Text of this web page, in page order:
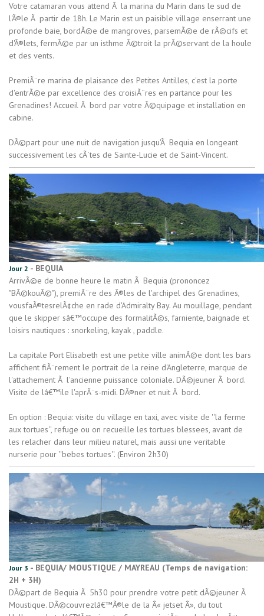
Votre catamaran vous attend Ã la marina du Marin dans le sud de
l'Ã®le Ã partir de 18h. Le Marin est un paisible village enserrant une
profonde baie, bordÃ©e de mangroves, parsemÃ©e de rÃ©cifs et
d'Ã®lets, fermÃ©e par un isthme Ã©troit la prÃ©servant de la houle
et des vents.
PremiÃ¨re marina de plaisance des Petites Antilles, c'est la porte
d'entrÃ©e par excellence des croisiÃ¨res en partance pour les
Grenadines! Accueil Ã bord par votre Ã©quipage et installation en
cabine.
DÃ©part pour une nuit de navigation jusqu'Ã Bequia en longeant
successivement les cÃ´tes de Sainte-Lucie et de Saint-Vincent.
Jour 2 - BEQUIA
ArrivÃ©e de bonne heure le matin Ã Bequia (prononcez
"BÃ©kouÃ©"), premiÃ¨re des Ã®les de l'archipel des Grenadines,
vousfaÃ®tesrelÃ¢che en rade d'Admiralty Bay. Au mouillage, pendant
que le skipper sâ€™occupe des formalitÃ©s, farniente, baignade et
loisirs nautiques : snorkeling, kayak , paddle.
La capitale Port Elisabeth est une petite ville animÃ©e dont les bars
affichent fiÃ¨rement le portrait de la reine d'Angleterre, marque de
l'attachement Ã l'ancienne puissance coloniale. DÃ©jeuner Ã bord.
Visite de lâ€™ile l'aprÃ¨s-midi. DÃ®ner et nuit Ã bord.
En option : Bequia: visite du village en taxi, avec visite de ''la ferme
aux tortues'', refuge ou on recueille les tortues blessees, avant de
les relacher dans leur milieu naturel, mais aussi une veritable
nurserie pour ''bebes tortues''. (Environ 2h30)
Jour 3 - BEQUIA/ MOUSTIQUE / MAYREAU (Temps de navigation:
2H + 3H)
DÃ©part de Bequia Ã 5h30 pour prendre votre petit dÃ©jeuner Ã
Moustique. DÃ©couvrezlâ€™Ã®le de la Â« jetset Â», du tout